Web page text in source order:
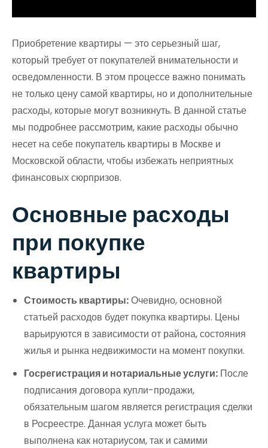
Приобретение квартиры — это серьезный шаг,
который требует от покупателей внимательности и
осведомленности. В этом процессе важно понимать
не только цену самой квартиры, но и дополнительные
расходы, которые могут возникнуть. В данной статье
мы подробнее рассмотрим, какие расходы обычно
несет на себе покупатель квартиры в Москве и
Московской области, чтобы избежать неприятных
финансовых сюрпризов.
Основные расходы
при покупке
квартиры
Стоимость квартиры:Очевидно, основной
статьей расходов будет покупка квартиры. Цены
варьируются в зависимости от района, состояния
жилья и рынка недвижимости на момент покупки.
Госрегистрация и нотариальные услуги: После
подписания договора купли-продажи,
обязательным шагом является регистрация сделки
в Росреестре. Данная услуга может быть
выполнена как нотариусом, так и самими